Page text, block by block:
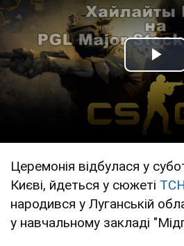
Церемонія відбулася у
Києві, йдеться у сюжеті ТСН
народився у Луганській
у навчальному закладі